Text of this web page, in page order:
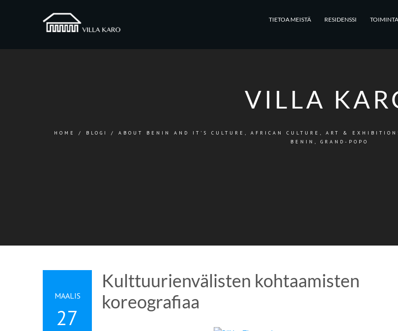
TIETOA MEISTÄ RESIDENSSI
VILLA
HOME / BLOGI / ABOUT BENIN AND IT'S CULTURE , AFRICAN CULTURE , ART &
BENIN, GRAND-POPO
MAALIS
27
Kulttuurienvälisten kohtaamisten
koreografiaa